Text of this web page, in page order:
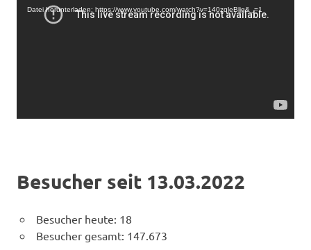
Datei herunterladen: https://www.youtube.com/watch?v=140zqleBljg&_=1
Besucher seit 13.03.2022
Besucher heute: 18
Besucher gesamt: 147.673